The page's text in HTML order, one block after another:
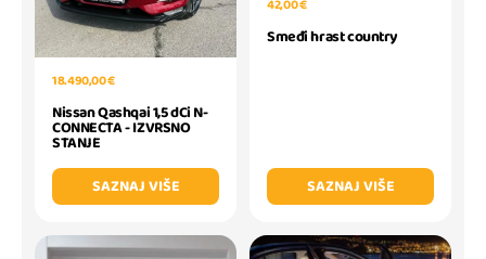
18.490,00 €
Nissan Qashqai 1,5 dCi N-
CONNECTA - IZVRSNO
STANJE
SAZNAJ VIŠE
42,00 €
Smeđi hrast country
SAZNAJ VIŠE